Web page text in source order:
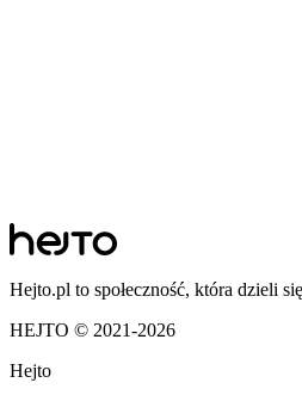
Hejto.pl to społeczność, która dzieli
HEJTO © 2021-2026
Hejto